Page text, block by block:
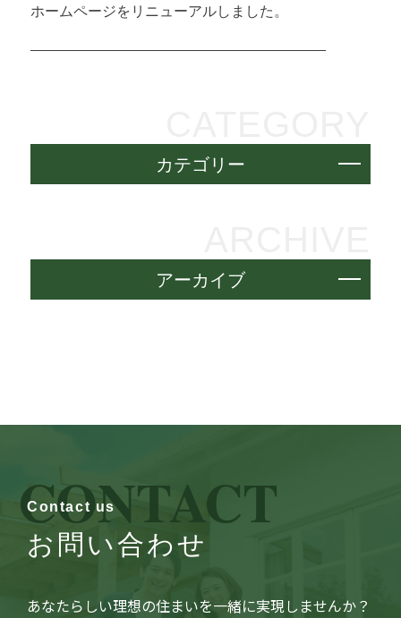
カテゴリー
アーカイブ
ホームページをリニューアルしました。
CONTACT
Contact us
お問い合わせ
あなたらしい理想の住まいを一緒に実現しませんか？